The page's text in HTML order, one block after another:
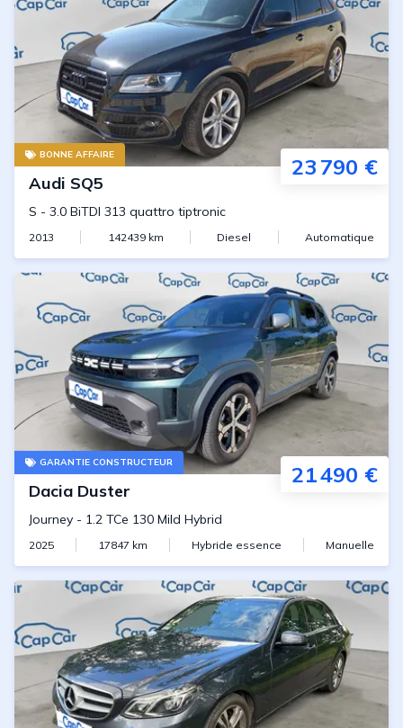
BONNE AFFAIRE 23 790 €
Audi SQ5
S - 3.0 BiTDI 313 quattro tiptronic
2013 142439km Diesel Automatique
GARANTIE CONSTRUCTEUR 21 490 €
Dacia Duster
Journey - 1.2 TCe 130 Mild Hybrid
2025 17847 km Hybride essence Manuelle